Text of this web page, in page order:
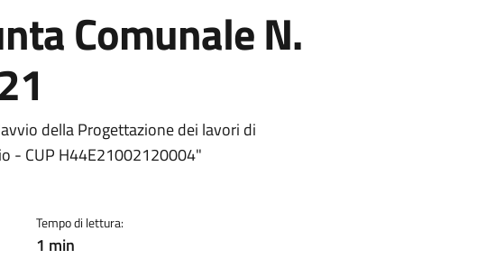
Comunale N.
della Progettazione dei lavori di
- CUP H44E21002120004"
Tempo di lettura:
1 min